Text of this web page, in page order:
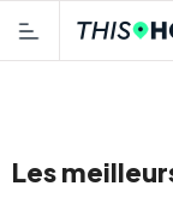
Les